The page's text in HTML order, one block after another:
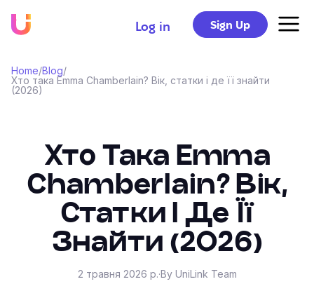
Log in Sign Up
Home/Blog/
Хто така Emma Chamberlain? Вік, статки і де її знайти
(2026)
Хто Така Emma
Chamberlain? Вік,
Статки І Де Її
Знайти (2026)
2 травня 2026 р.·By UniLink Team